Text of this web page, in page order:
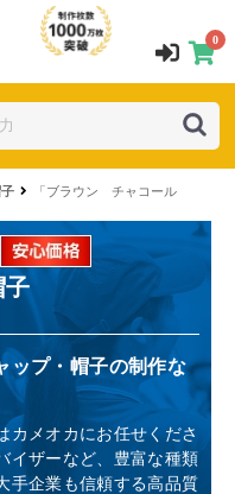
0
「ブラウン チャコール チョコ
子
ップ・帽子の制作な
カメオカにお任せくださ
イザーなど、豊富な種類
手企業も信頼する高品質